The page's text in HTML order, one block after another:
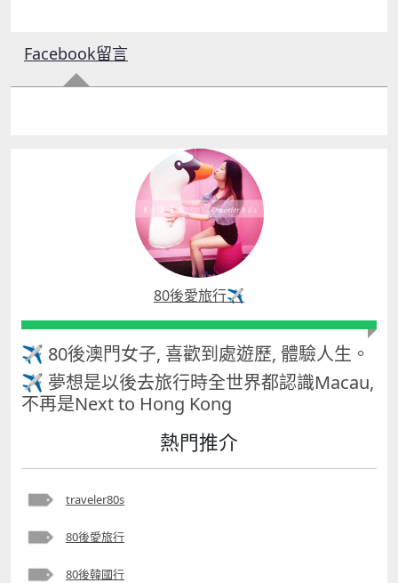
Facebook留言
80後愛旅行✈️
✈ 80後澳門女子, 喜歡到處遊歷, 體驗人生。
✈ 夢想是以後去旅行時全世界都認識Macau,
不再是Next to Hong Kong
熱門推介
traveler80s
80後愛旅行
80後韓國行